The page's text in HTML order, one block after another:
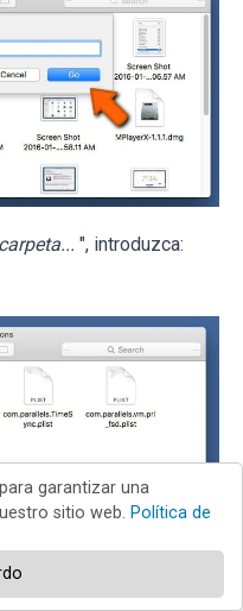
", introduzca:
”, mire si se han añadido
garantizar una
sitio web. Política de